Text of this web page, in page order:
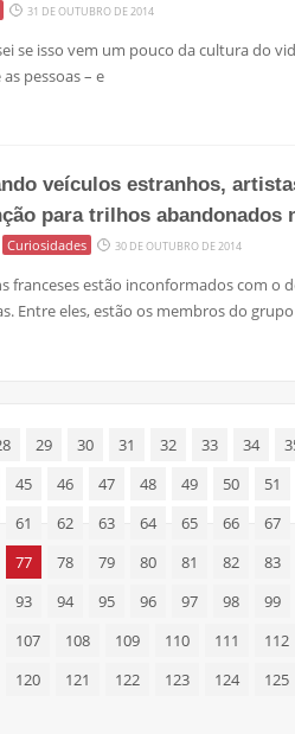
31 DE OUTUBRO DE 2014
se isso vem um pouco da cultura do
pessoas – e
veículos estranhos,
para trilhos abandonados
Curiosidades 30 DE OUTUBRO DE 2014
franceses estão inconformados com o
Entre eles, estão os membros do
29 30 31 32 33 34
45 46 47 48 49 50 51
61 62 63 64 65 66 67
77 78 79 80 81 82 83
93 94 95 96 97 98 99
107 108 109 110 111 112
120 121 122 123 124 125